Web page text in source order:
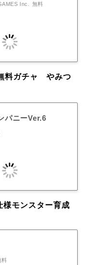
Inc. 無料
料ガチャ やみつ
パニーVer.6
様モンスター育成
料